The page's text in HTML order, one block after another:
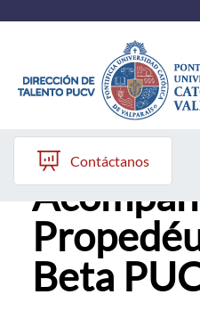
Quiénes somos
Nuestros Programas
Investigación
Recursos
Contáctanos
Programa
Beta